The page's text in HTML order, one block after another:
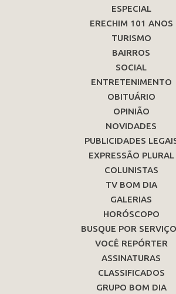
ESPECIAL
ERECHIM 101 ANOS
TURISMO
BAIRROS
SOCIAL
ENTRETENIMENTO
OBITUÁRIO
OPINIÃO
NOVIDADES
PUBLICIDADES
EXPRESSÃO PLURAL
COLUNISTAS
TV BOM DIA
GALERIAS
HORÓSCOPO
BUSQUE POR
VOCÊ REPÓRTER
ASSINATURAS
CLASSIFICADOS
GRUPO BOM DIA